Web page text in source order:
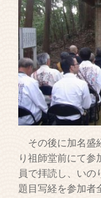
その後に加名盛
り祖師堂前にて参
員で拝読し、いの
題目写経を参加者